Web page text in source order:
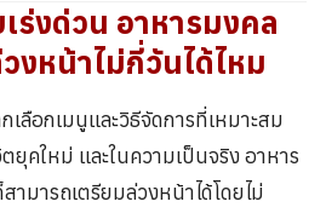
ร่งด่วน อาหารมงคล
งหน้าไม่กี่วันได้ไหม
ลือกเมนูและวิธีจัดการที่เหมาะสม
ยุคใหม่ และในความเป็นจริง อาหาร
มารถเตรียมล่วงหน้าได้โดยไม่